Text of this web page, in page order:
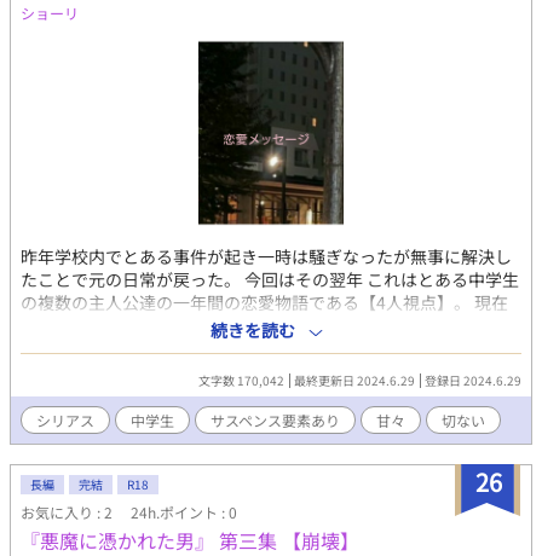
ショーリ
昨年学校内でとある事件が起き一時は騒ぎなったが無事に解決し
たことで元の日常が戻った。 今回はその翌年 これはとある中学生
の複数の主人公達の一年間の恋愛物語である【4人視点】。 現在
交際中で幸せ絶頂期の大翔と悠里 悠里に異常な執着しており、大
翔を憎み 略奪計画を模索してる智樹 感情をあまり出さない謎の多
い 千尋 この4人が中心に楽しい恋愛ストーリーが始まるが、今年
もまた彼ら4人それぞれに困難を待ち受ける。時に大きな事件に関
わる事も、、 今年も、いや去年よりも長い1年が始まろうとして
いる。 タイトルに誰視点か入ってますがないやつは同じ視点で
す。 R18有 スカ表現も少しだけありますがそのページには題に表
記します。 療養中のため公開出来るだけ投稿していきます コメン
トやアドバイスとかたくさんいただけたらうれしいです 他サイト
で完結してます、初見の方はこちらからどうぞ
続きを読む
文字数 170,042 最終更新日 2024.6.29 登録日 2024.6.29
シリアス 中学生 サスペンス要素あり 甘々 切ない
26
長編 完結 R18
お気に入り : 2 24h.ポイント : 0
『悪魔に憑かれた男』 第三集 【崩壊】